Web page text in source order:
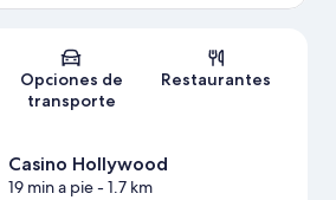
Mapa
Opciones de
transporte
Restaurantes
Casino Hollywood
19 min a pie- 1.7 km